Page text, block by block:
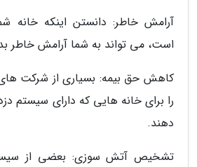
آرامش خاطر: دانستن اینکه خانه
است، می تواند به شما آرامش خاطر
کاهش حق بیمه: بسیاری از شرکت
را برای خانه هایی که دارای سیستم
دهند.
تشخیص آتش سوزی: بعضی از